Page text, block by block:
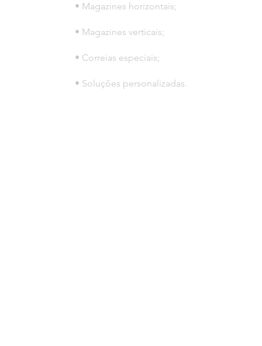
• Magazines horizontais;
• Magazines verticais;
• Correias especiais;
• Soluções personalizadas.